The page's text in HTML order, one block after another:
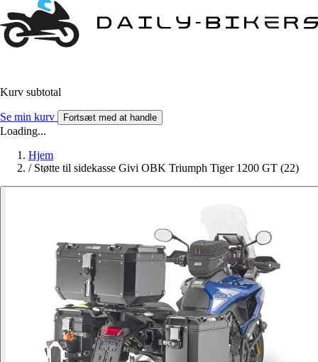
Kurv subtotal
Se min kurv Fortsæt med at handle
Loading...
Hjem
/ Støtte til sidekasse Givi OBK Triumph Tiger 1200 GT (22)